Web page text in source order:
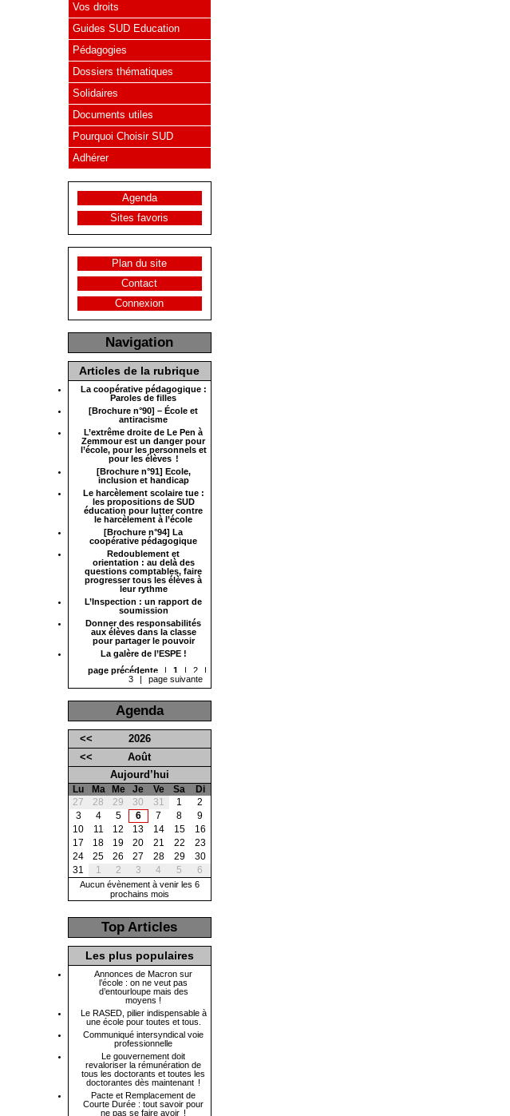
Vos droits
Guides SUD Education
Pédagogies
Dossiers thématiques
Solidaires
Documents utiles
Pourquoi Choisir SUD
Adhérer
Agenda
Sites favoris
Plan du site
Contact
Connexion
Navigation
Articles de la rubrique
La coopérative pédagogique :
Paroles de filles
[Brochure n°90] – École et
antiracisme
L’extrême droite de Le Pen à
Zemmour est un danger pour
l’école, pour les personnels et
pour les élèves !
[Brochure n°91] Ecole,
inclusion et handicap
Le harcèlement scolaire tue :
les propositions de SUD
éducation pour lutter contre
le harcèlement à l’école
[Brochure n°94] La
coopérative pédagogique
Redoublement et
orientation : au delà des
questions comptables, faire
progresser tous les élèves à
leur rythme
L’Inspection : un rapport de
soumission
Donner des responsabilités
aux élèves dans la classe
pour partager le pouvoir
La galère de l’ESPE !
page précédente
| 1 | 2
|
3
| page suivante
Agenda
<<
2026
<<
Août
Aujourd’hui
Lu Ma Me Je Ve Sa
Di
27
28 29 30 31 1
2
3
4 5 6 7 8
9
10
11 12 13 14 15
16
17
18 19 20 21 22
23
24
25 26 27 28 29
30
31
1 2 3 4 5 6
Aucun évènement à venir les 6
prochains mois
Top Articles
Les plus populaires
Annonces de Macron sur
l’école : on ne veut pas
d’entourloupe mais des
moyens !
Le RASED, pilier indispensable à
une école pour toutes et tous.
Communiqué intersyndical voie
professionnelle
Le gouvernement doit
revaloriser la rémunération de
tous les doctorants et toutes les
doctorantes dès maintenant !
Pacte et Remplacement de
Courte Durée : tout savoir pour
ne pas se faire avoir !